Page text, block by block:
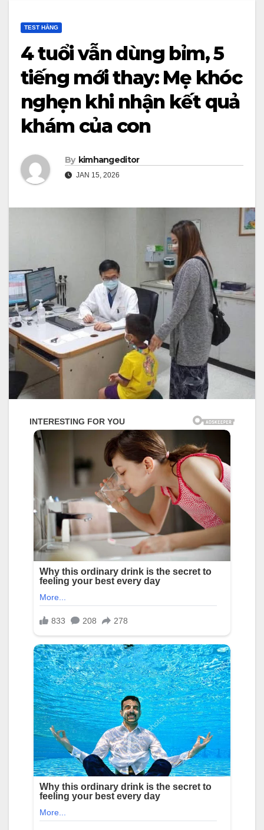
TEST HẰNG
4 tuổi vẫn dùng bỉm, 5
tiếng mới thay: Mẹ khóc
nghẹn khi nhận kết quả
khám của con
By kimhangeditor
JAN 15, 2026